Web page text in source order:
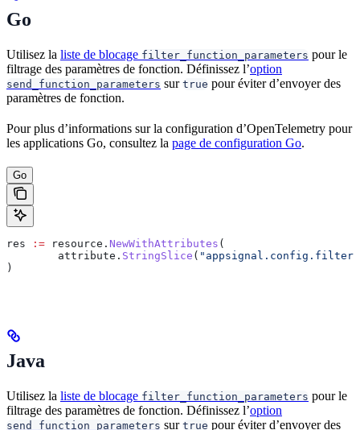
Go
Utilisez la liste de blocage filter_function_parameters pour le
filtrage des paramètres de fonction. Définissez l’option
send_function_parameters sur true pour éviter d’envoyer des
paramètres de fonction.
Pour plus d’informations sur la configuration d’OpenTelemetry pour
les applications Go, consultez la page de configuration Go.
Go
res := resource . NewWithAttributes (
	attribute
. StringSlice (
)
Java
Utilisez la liste de blocage filter_function_parameters pour le
filtrage des paramètres de fonction. Définissez l’option
send_function_parameters sur true pour éviter d’envoyer des